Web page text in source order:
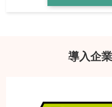
導入企